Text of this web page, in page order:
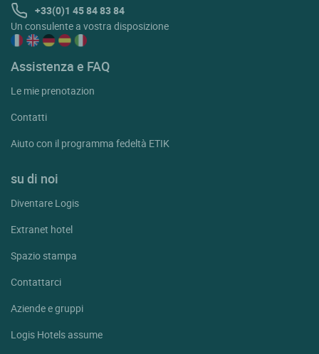
+33(0)1 45 84 83 84
Un consulente a vostra disposizione
Assistenza e FAQ
Le mie prenotazion
Contatti
Aiuto con il programma fedeltà ETIK
su di noi
Diventare Logis
Extranet hotel
Spazio stampa
Contattarci
Aziende e gruppi
Logis Hotels assume